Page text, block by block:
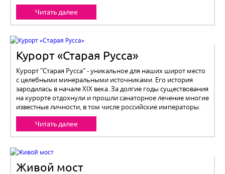
Читать далее
Курорт «Старая Русса»
Курорт "Старая Русса" - уникальное для наших широт место
с целебными минеральными источниками. Его история
зародилась в начале XIX века. За долгие годы существования
на курорте отдохнули и прошли санаторное лечение многие
известные личности, в том числе российские императоры.
Читать далее
Живой мост